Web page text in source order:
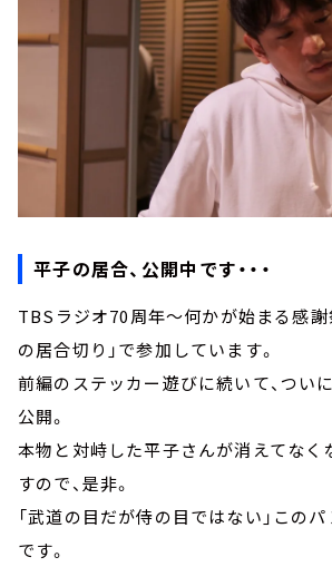
平子の居合、公開中です・・・
TBSラジオ70周年～何かが始まる感謝
の居合切り」で参加しています。
前編のステッカー遊びに続いて、つい
公開。
本物と対峙した平子さんが消えてなく
すので、是非。
「武道の目だが侍の目ではない」この
です。